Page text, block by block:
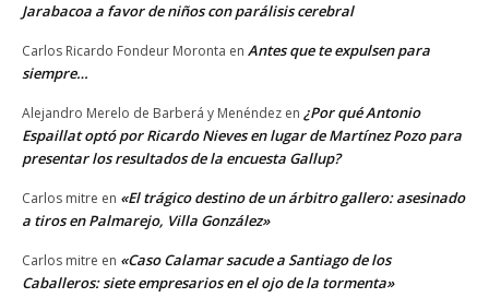
Jarabacoa a favor de niños con parálisis cerebral
Carlos Ricardo Fondeur Moronta en Antes que te expulsen para
siempre…
Alejandro Merelo de Barberá y Menéndez en ¿Por qué Antonio
Espaillat optó por Ricardo Nieves en lugar de Martínez Pozo para
presentar los resultados de la encuesta Gallup?
Carlos mitre en «El trágico destino de un árbitro gallero: asesinado
a tiros en Palmarejo, Villa González»
Carlos mitre en «Caso Calamar sacude a Santiago de los
Caballeros: siete empresarios en el ojo de la tormenta»